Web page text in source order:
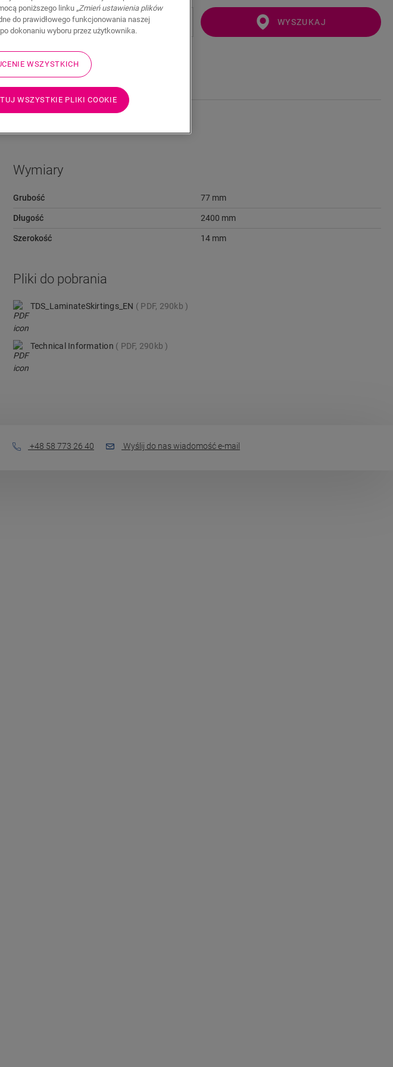
WYSZUKAJ
do pobrania
Wymiary
Grubość 77 mm
Długość 2400 mm
Szerokość 14 mm
Pliki do pobrania
TDS_LaminateSkirtings_EN PDF, 290kb
Technical Information PDF, 290kb
+48 58 773 26 40 Wyślij do nas wiadomość e-mail
poniższego linku „Zmień ustawienia plików
do prawidłowego funkcjonowania naszej
dokonaniu wyboru przez użytkownika.
WSZYSTKICH
WSZYSTKIE PLIKI COOKIE